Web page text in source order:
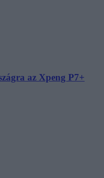
az Xpeng P7+